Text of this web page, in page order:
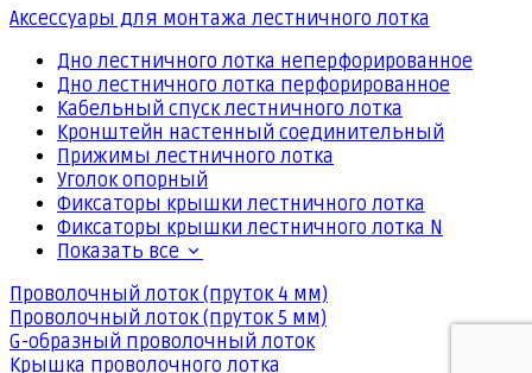
Аксессуары для монтажа лестничного лотка
Дно лестничного лотка неперфорированное
Дно лестничного лотка перфорированное
Кабельный спуск лестничного лотка
Кронштейн настенный соединительный
Прижимы лестничного лотка
Уголок опорный
Фиксаторы крышки лестничного лотка
Фиксаторы крышки лестничного лотка N
Показать все
Проволочный лоток (пруток 4 мм)
Проволочный лоток (пруток 5 мм)
G-образный проволочный лоток
Крышка проволочного лотка